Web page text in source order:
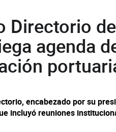
Directorio
agenda
encabezado por su
incluyó reuniones